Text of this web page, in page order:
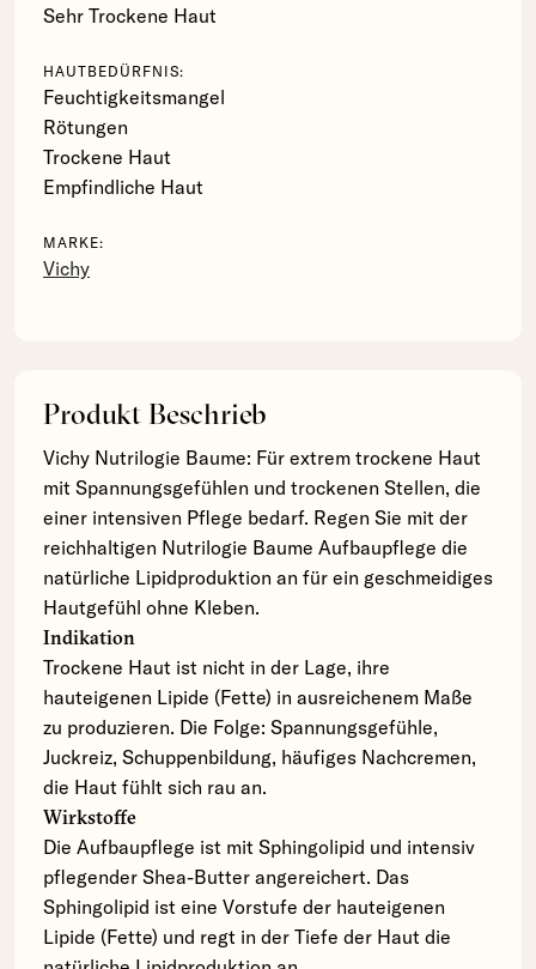
Sehr Trockene Haut
HAUTBEDÜRFNIS:
Feuchtigkeitsmangel
Rötungen
Trockene Haut
Empfindliche Haut
MARKE:
Vichy
Produkt Beschrieb
Vichy Nutrilogie Baume: Für extrem trockene Haut
mit Spannungsgefühlen und trockenen Stellen, die
einer intensiven Pflege bedarf. Regen Sie mit der
reichhaltigen Nutrilogie Baume Aufbaupflege die
natürliche Lipidproduktion an für ein geschmeidiges
Hautgefühl ohne Kleben.
Indikation
Trockene Haut ist nicht in der Lage, ihre
hauteigenen Lipide (Fette) in ausreichenem Maße
zu produzieren. Die Folge: Spannungsgefühle,
Juckreiz, Schuppenbildung, häufiges Nachcremen,
die Haut fühlt sich rau an.
Wirkstoffe
Die Aufbaupflege ist mit Sphingolipid und intensiv
pflegender Shea-Butter angereichert. Das
Sphingolipid ist eine Vorstufe der hauteigenen
Lipide (Fette) und regt in der Tiefe der Haut die